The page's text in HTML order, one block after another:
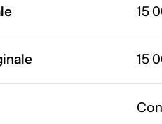
15
15